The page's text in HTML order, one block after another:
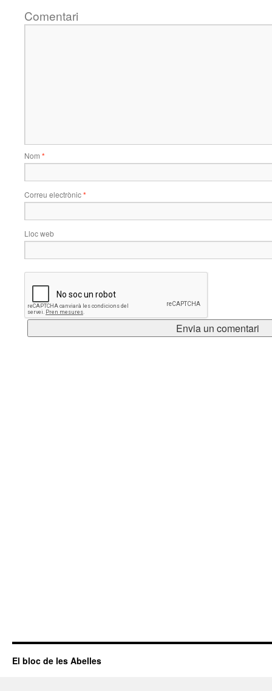
Comentari
Nom *
Correu electrònic*
Lloc web
El bloc de les Abelles